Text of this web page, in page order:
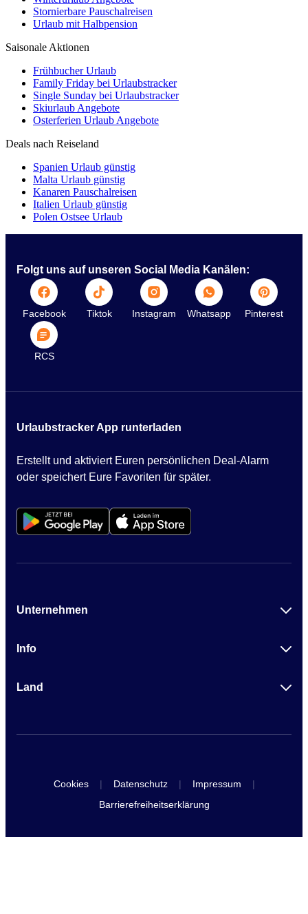
Stornierbare Pauschalreisen
Urlaub mit Halbpension
Saisonale Aktionen
Frühbucher Urlaub
Family Friday bei Urlaubstracker
Single Sunday bei Urlaubstracker
Skiurlaub Angebote
Osterferien Urlaub Angebote
Deals nach Reiseland
Spanien Urlaub günstig
Malta Urlaub günstig
Kanaren Pauschalreisen
Italien Urlaub günstig
Polen Ostsee Urlaub